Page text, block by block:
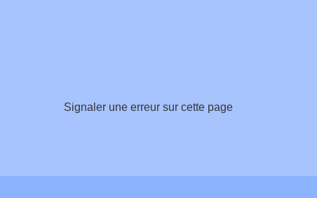
Signaler une erreur sur cette page